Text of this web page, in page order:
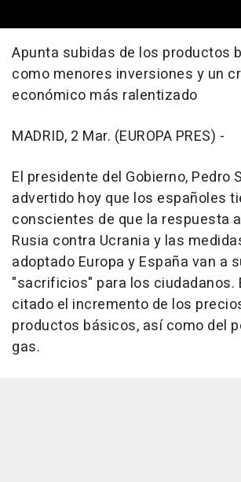
Apunta subidas de los productos
como menores inversiones y un
económico más ralentizado
MADRID, 2 Mar. (EUROPA PRES) -
El presidente del Gobierno, Pedro
advertido hoy que los españoles
conscientes de que la respuesta
Rusia contra Ucrania y las
adoptado Europa y España van a
"sacrificios" para los ciudadanos.
citado el incremento de los
productos básicos, así como del
gas.